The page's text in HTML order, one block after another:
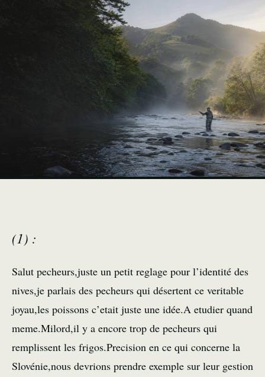
(1) :
Salut pecheurs,juste un petit reglage pour l’identité des
nives,je parlais des pecheurs qui désertent ce veritable
joyau,les poissons c’etait juste une idée.A etudier quand
meme.Milord,il y a encore trop de pecheurs qui
remplissent les frigos.Precision en ce qui concerne la
Slovénie,nous devrions prendre exemple sur leur gestion